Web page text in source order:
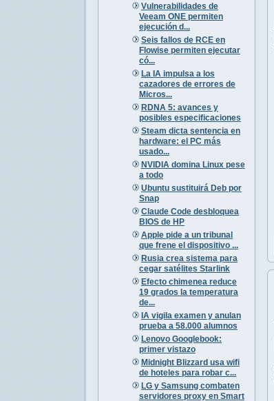
Vulnerabilidades de
Veeam ONE permiten
ejecución d...
Seis fallos de RCE en
Flowise permiten ejecutar
có...
La IA impulsa a los
cazadores de errores de
Micros...
RDNA 5: avances y
posibles especificaciones
Steam dicta sentencia en
hardware: el PC más
usado...
NVIDIA domina Linux pese
a todo
Ubuntu sustituirá Deb por
Snap
Claude Code desbloquea
BIOS de HP
Apple pide a un tribunal
que frene el dispositivo ...
Rusia crea sistema para
cegar satélites Starlink
Efecto chimenea reduce
19 grados la temperatura
de...
IA vigila examen y anulan
prueba a 58.000 alumnos
Lenovo Googlebook:
primer vistazo
Midnight Blizzard usa wifi
de hoteles para robar c...
LG y Samsung combaten
servidores proxy en Smart